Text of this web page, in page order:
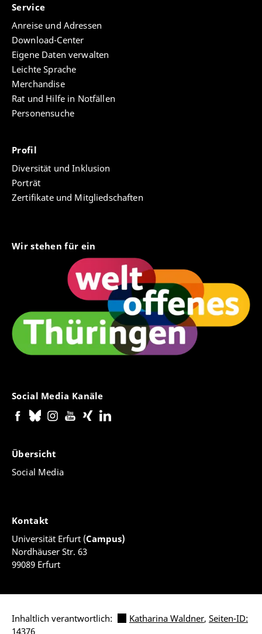
Service
Anreise und Adressen
Download-Center
Eigene Daten verwalten
Leichte Sprache
Merchandise
Rat und Hilfe in Notfällen
Personensuche
Profil
Diversität und Inklusion
Porträt
Zertifikate und Mitgliedschaften
Wir stehen für ein
Social Media Kanäle
Übersicht
Social Media
Kontakt
Universität Erfurt (Campus)
Nordhäuser Str. 63
99089 Erfurt
Inhaltlich verantwortlich: Katharina Waldner, Seiten-ID:
14376